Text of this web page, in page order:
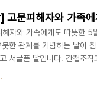
고문피해자와 가족
해자와 가족에게도 따뜻한
한 관계를 기념하는 날이
서글픈 달입니다. 간첩조
금과 노령연금을 받아가며 2